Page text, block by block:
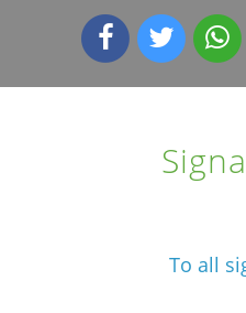
To all